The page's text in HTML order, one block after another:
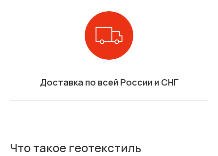
Доставка по всей России и СНГ
Что такое геотекстиль